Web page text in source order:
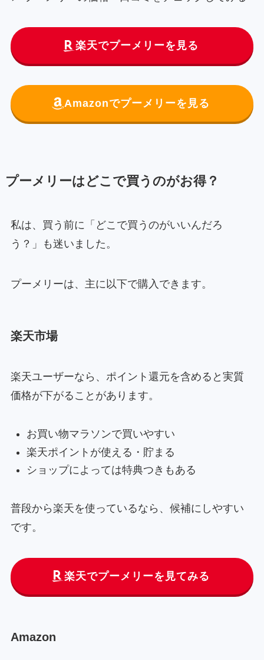
楽天でプーメリーを見る
Amazonでプーメリーを見る
プーメリーはどこで買うのがお得？
私は、買う前に「どこで買うのがいいんだろ
う？」も迷いました。
プーメリーは、主に以下で購入できます。
楽天市場
楽天ユーザーなら、ポイント還元を含めると実質
価格が下がることがあります。
お買い物マラソンで買いやすい
楽天ポイントが使える・貯まる
ショップによっては特典つきもある
普段から楽天を使っているなら、候補にしやすい
です。
楽天でプーメリーを見てみる
Amazon